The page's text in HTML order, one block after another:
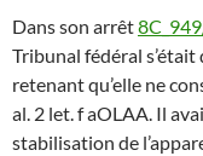
Dans son arrêt
Tribunal fédéral
retenant qu’elle ne
al. 2 let. f aOLAA. Il
stabilisation de